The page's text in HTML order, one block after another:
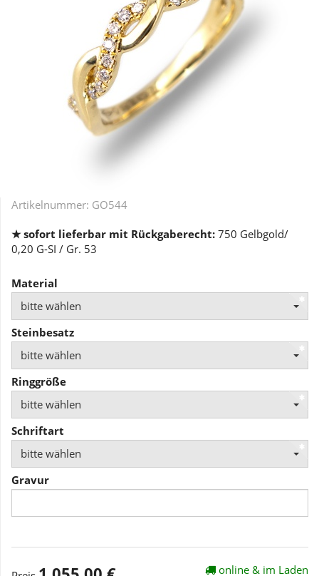
Artikelnummer: GO544
★ sofort lieferbar mit Rückgaberecht: 750 Gelbgold/
0,20 G-SI / Gr. 53
Material
bitte wählen
Steinbesatz
bitte wählen
Ringgröße
bitte wählen
Schriftart
bitte wählen
Gravur
online & im Laden